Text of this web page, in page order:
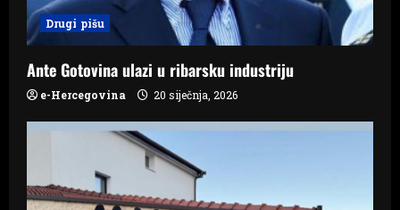
n Drugi pišu
Ante Gotovina ulazi u ribarsku industriju
e-Hercegovina 20 siječnja, 2026